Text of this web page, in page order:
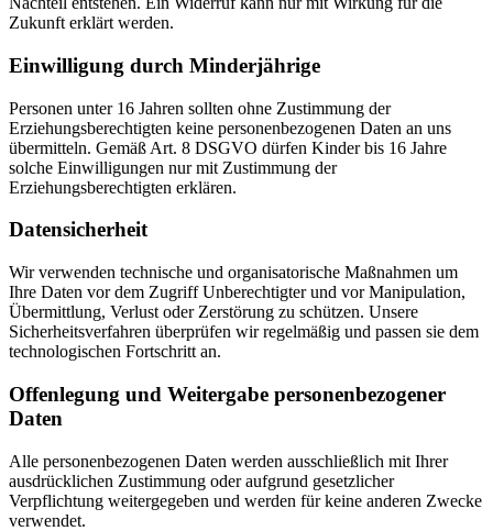
Zukunft erklärt werden.
Einwilligung durch Minderjährige
Personen unter 16 Jahren sollten ohne Zustimmung der
Erziehungsberechtigten keine personenbezogenen Daten an uns
übermitteln. Gemäß Art. 8 DSGVO dürfen Kinder bis 16 Jahre
solche Einwilligungen nur mit Zustimmung der
Erziehungsberechtigten erklären.
Datensicherheit
Wir verwenden technische und organisatorische Maßnahmen um
Ihre Daten vor dem Zugriff Unberechtigter und vor Manipulation,
Übermittlung, Verlust oder Zerstörung zu schützen. Unsere
Sicherheitsverfahren überprüfen wir regelmäßig und passen sie dem
technologischen Fortschritt an.
Offenlegung und Weitergabe personenbezogener
Daten
Alle personenbezogenen Daten werden ausschließlich mit Ihrer
ausdrücklichen Zustimmung oder aufgrund gesetzlicher
Verpflichtung weitergegeben und werden für keine anderen Zwecke
verwendet.